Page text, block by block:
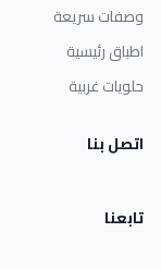
وصفات سريعة
اطباق رئيسية
حلويات غربية
اتصل بنا
تابعنا